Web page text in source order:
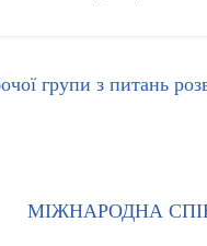
групи з питань
МІЖНАРОДНА